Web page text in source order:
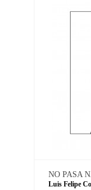
NO PASA
Luis Felipe